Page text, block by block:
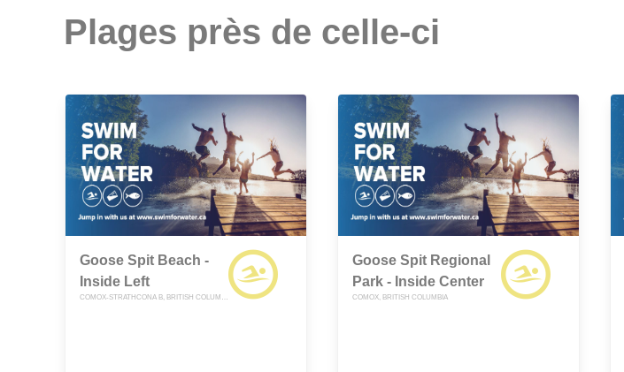
Plages près de celle-ci
Goose Spit Beach -
Inside Left
COMOX-STRATHCONA B, BRITISH COLUMBIA
Goose Spit Regional
Park - Inside Center
COMOX, BRITISH COLUMBIA